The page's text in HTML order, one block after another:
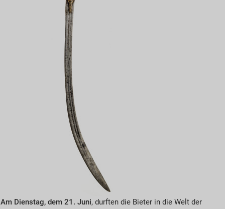
Am Dienstag, dem 21. Juni, durften die Bieter in die Welt der